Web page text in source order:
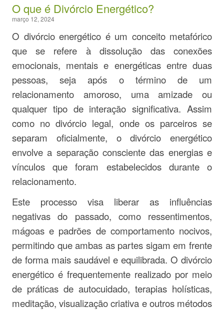
O que é Divórcio Energético?
março 12, 2024
O divórcio energético é um conceito metafórico
que se refere à dissolução das conexões
emocionais, mentais e energéticas entre duas
pessoas, seja após o término de um
relacionamento amoroso, uma amizade ou
qualquer tipo de interação significativa. Assim
como no divórcio legal, onde os parceiros se
separam oficialmente, o divórcio energético
envolve a separação consciente das energias e
vínculos que foram estabelecidos durante o
relacionamento.
Este processo visa liberar as influências
negativas do passado, como ressentimentos,
mágoas e padrões de comportamento nocivos,
permitindo que ambas as partes sigam em frente
de forma mais saudável e equilibrada. O divórcio
energético é frequentemente realizado por meio
de práticas de autocuidado, terapias holísticas,
meditação, visualização criativa e outros métodos